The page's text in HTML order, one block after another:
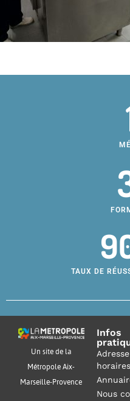
TAUX DE
Un site de la
Métropole Aix-
Marseille-Provence
Infos
horaires
Nous